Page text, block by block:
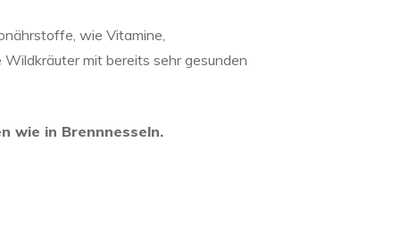
wie Vitamine,
mit bereits sehr gesunden
wie in Brennnesseln.